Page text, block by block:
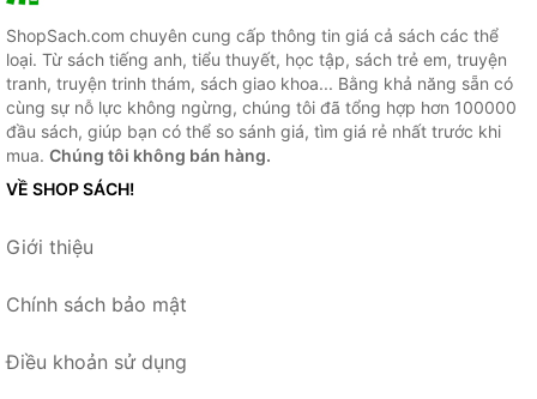
ShopSach.com chuyên cung cấp thông tin giá cả sách các thể
loại. Từ sách tiếng anh, tiểu thuyết, học tập, sách trẻ em, truyện
tranh, truyện trinh thám, sách giao khoa... Bằng khả năng sẵn có
cùng sự nỗ lực không ngừng, chúng tôi đã tổng hợp hơn 100000
đầu sách, giúp bạn có thể so sánh giá, tìm giá rẻ nhất trước khi
mua. Chúng tôi không bán hàng.
VỀ SHOP SÁCH!
Giới thiệu
Chính sách bảo mật
Điều khoản sử dụng